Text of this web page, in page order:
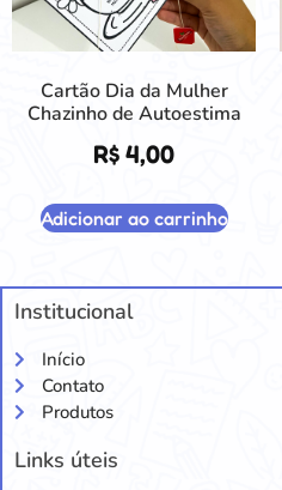
Cartão Dia da Mulher
Chazinho de Autoestima
R$ 4,00
Adicionar ao carrinho
Institucional
Início
Contato
Produtos
Links úteis